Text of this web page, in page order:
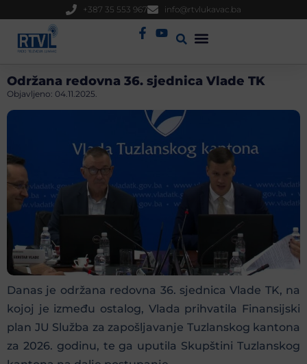
+387 35 553 967 info@rtvlukavac.ba
Održana redovna 36. sjednica Vlade TK
Objavljeno: 04.11.2025.
Danas je održana redovna 36. sjednica Vlade TK, na
kojoj je između ostalog, Vlada prihvatila Finansijski
plan JU Služba za zapošljavanje Tuzlanskog kantona
za 2026. godinu, te ga uputila Skupštini Tuzlanskog